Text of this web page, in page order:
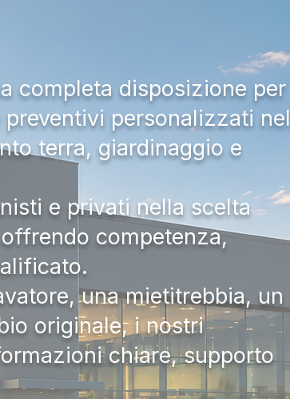
completa disposizione per
personalizzati nel
terra, giardinaggio e
e privati nella scelta
competenza,
una mietitrebbia, un
originale, i nostri
chiare, supporto